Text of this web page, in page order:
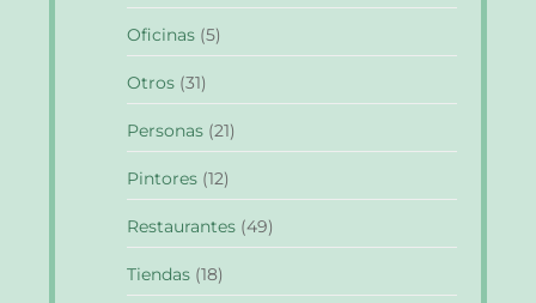
Oficinas (5)
Otros (31)
Personas (21)
Pintores (12)
Restaurantes (49)
Tiendas (18)